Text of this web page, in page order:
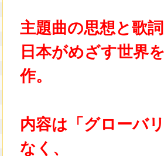
主題曲の思想と歌詞
日本がめざす世界
作。
内容は「グローバ
なく、